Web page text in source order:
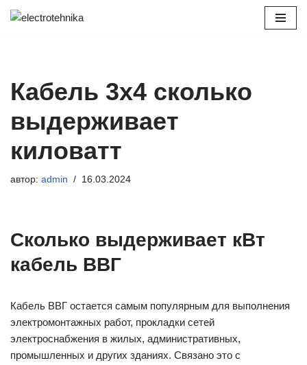
Кабель 3х4 сколько
выдерживает
киловатт
автор: admin 16.03.2024
Сколько выдерживает кВт
кабель ВВГ
Кабель ВВГ остается самым популярным для выполнения
электромонтажных работ, прокладки сетей
электроснабжения в жилых, административных,
промышленных и других зданиях. Связано это с